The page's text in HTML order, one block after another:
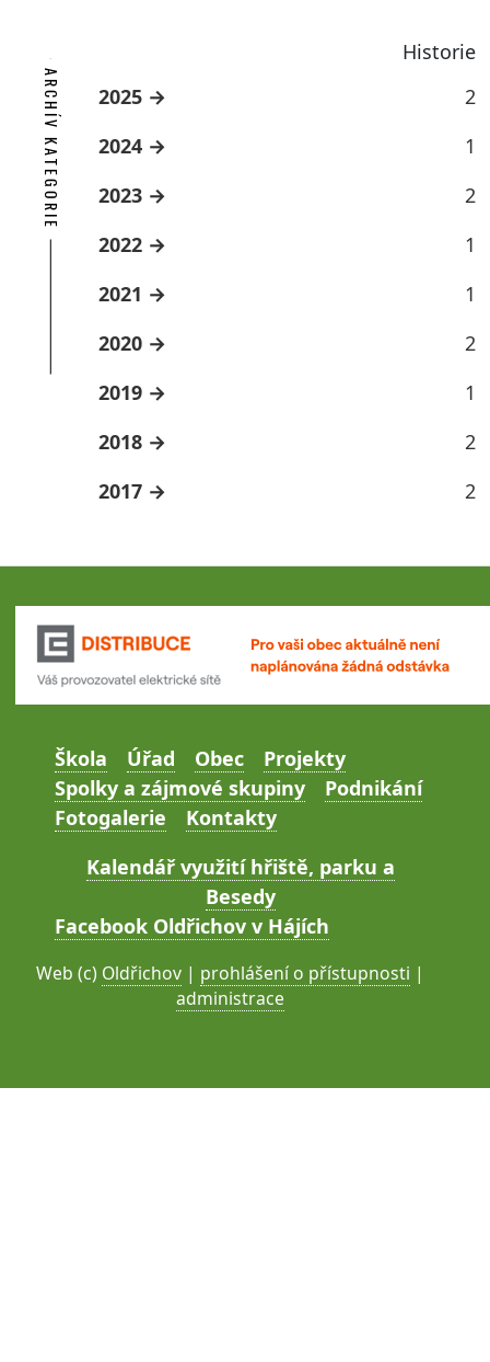
Historie
ARCHÍV KATEGORIE 2025
2
2024
1
2023
2
2022
1
2021
1
2020
2
2019
1
2018
2
2017
2
Škola Úřad Obec
Projekty
Spolky a zájmové skupiny
Podnikání
Fotogalerie
Kontakty
Kalendář využití hřiště, parku a
Besedy
Facebook Oldřichov v Hájích
Web (c) Oldřichov | prohlášení o přístupnosti |
administrace